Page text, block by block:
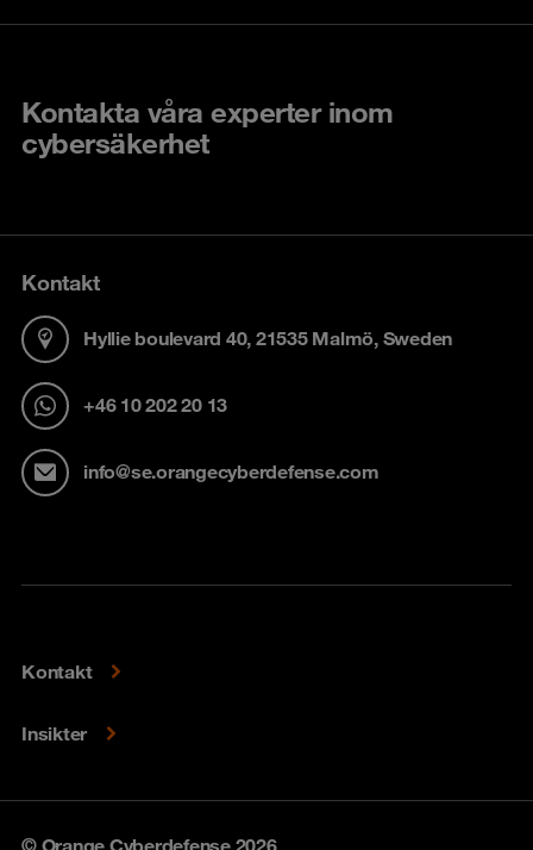
Kontakta våra experter inom
cybersäkerhet
Kontakt
Hyllie boulevard 40, 21535 Malmö, Sweden
+46 10 202 20 13
info@se.orangecyberdefense.com
Kontakt
Insikter
© Orange Cyberdefense 2026